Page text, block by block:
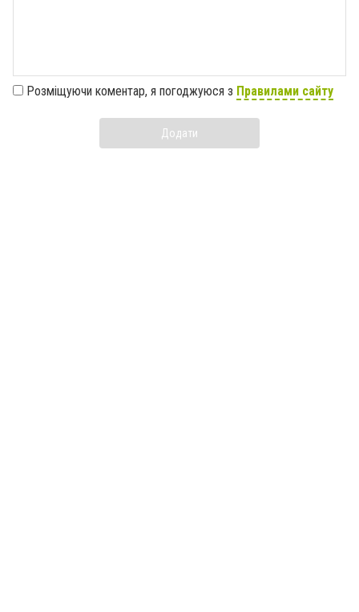
Розміщуючи коментар, я погоджуюся з Правилами сайту
Додати